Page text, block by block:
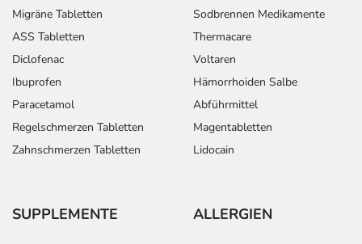
Migräne Tabletten
ASS Tabletten
Diclofenac
Ibuprofen
Paracetamol
Regelschmerzen Tabletten
Zahnschmerzen Tabletten
Sodbrennen Medikamente
Thermacare
Voltaren
Hämorrhoiden Salbe
Abführmittel
Magentabletten
Lidocain
SUPPLEMENTE ALLERGIEN